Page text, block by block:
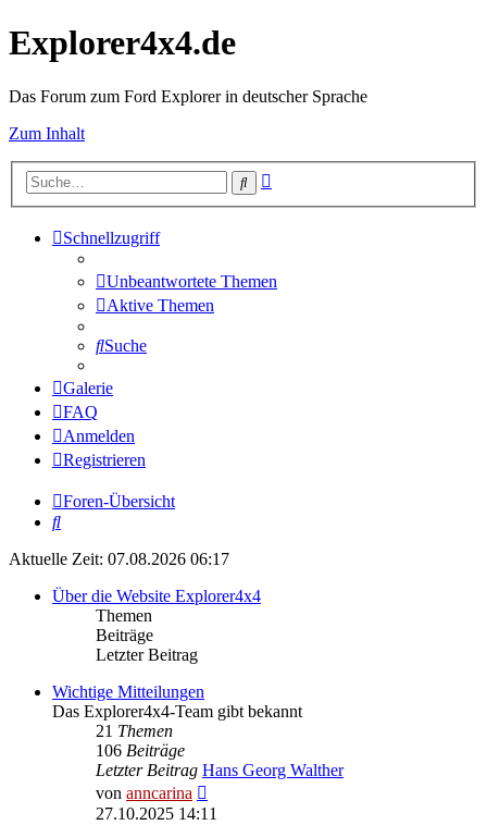
Explorer4x4.de
Das Forum zum Ford Explorer in deutscher Sprache
Zum Inhalt
Suche
Schnellzugriff
Unbeantwortete Themen
Aktive Themen
Suche
Galerie
FAQ
Anmelden
Registrieren
Foren-Übersicht
Suche
Aktuelle Zeit: 07.08.2026 06:17
Über die Website Explorer4x4
Themen
Beiträge
Letzter Beitrag
Wichtige Mitteilungen
Das Explorer4x4-Team gibt bekannt
21 Themen
106 Beiträge
Letzter Beitrag Hans Georg Walther
von anncarina
Beitrag
27.10.2025 14:11